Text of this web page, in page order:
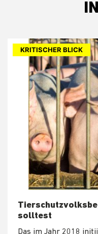
KRITISCHER BLICK
solltest
Das im Jahr 2018